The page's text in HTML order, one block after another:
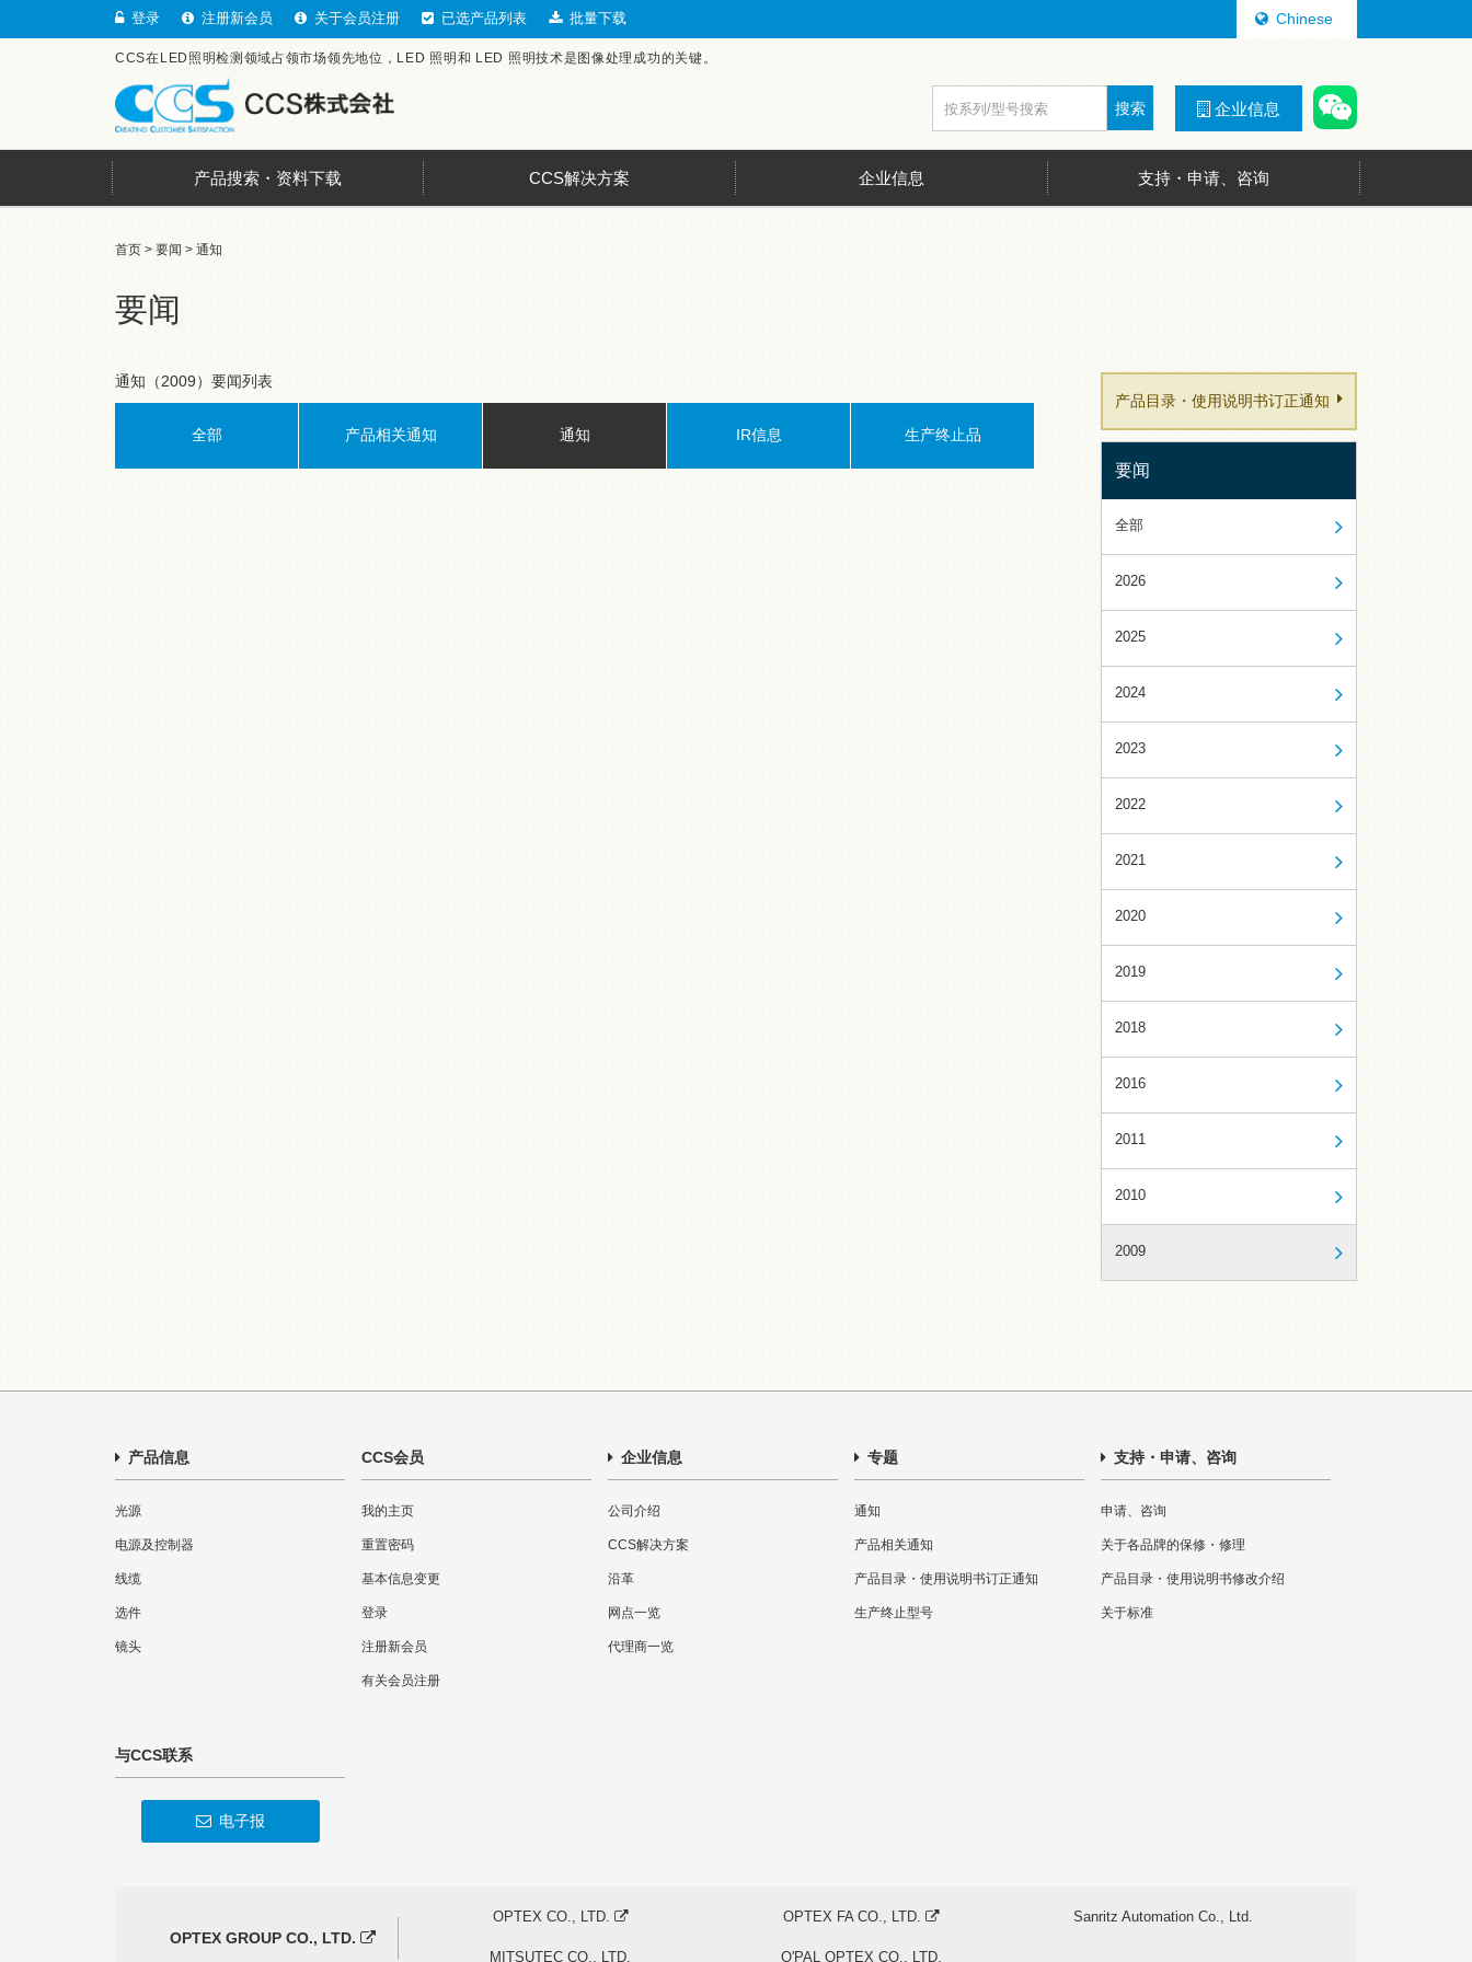
登录 注册新会员 关于会员注册 已选产品列表 批量下载 Chinese
CCS在LED照明检测领域占领市场领先地位，LED 照明和 LED 照明技术是图像处理成功的关键。
企业信息
搜索
产品搜索・资料下载 CCS解决方案 企业信息 支持・申请、咨询
首页 > 要闻 > 通知
要闻
通知（2009）要闻列表
全部 产品相关通知 通知 IR信息 生产终止品
产品目录・使用说明书订正通知
要闻
全部
2026
2025
2024
2023
2022
2021
2020
2019
2018
2016
2011
2010
2009
产品信息
光源
电源及控制器
线缆
选件
镜头
CCS会员
我的主页
重置密码
基本信息变更
登录
注册新会员
有关会员注册
企业信息
公司介绍
CCS解决方案
沿革
网点一览
代理商一览
专题
通知
产品相关通知
产品目录・使用说明书订正通知
生产终止型号
支持・申请、咨询
申请、咨询
关于各品牌的保修・修理
产品目录・使用说明书修改介绍
关于标准
与CCS联系
电子报
OPTEX GROUP CO., LTD.
OPTEX CO., LTD. OPTEX FA CO., LTD. Sanritz Automation Co., Ltd.
MITSUTEC CO., LTD. O'PAL OPTEX CO., LTD.